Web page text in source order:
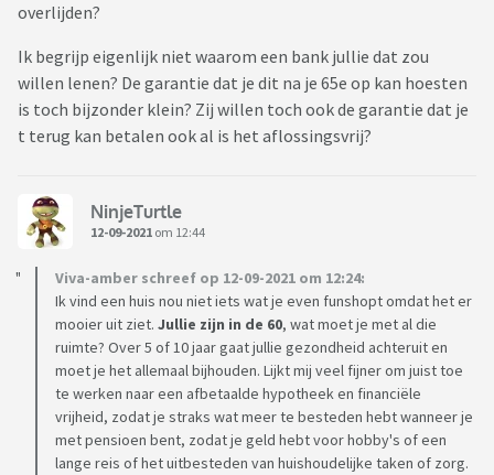
overlijden?
Ik begrijp eigenlijk niet waarom een bank jullie dat zou
willen lenen? De garantie dat je dit na je 65e op kan hoesten
is toch bijzonder klein? Zij willen toch ook de garantie dat je
t terug kan betalen ook al is het aflossingsvrij?
NinjeTurtle
12-09-2021 om 12:44
Viva-amber schreef op 12-09-2021 om 12:24:
Ik vind een huis nou niet iets wat je even funshopt omdat het er
mooier uit ziet. Jullie zijn in de 60, wat moet je met al die
ruimte? Over 5 of 10 jaar gaat jullie gezondheid achteruit en
moet je het allemaal bijhouden. Lijkt mij veel fijner om juist toe
te werken naar een afbetaalde hypotheek en financiële
vrijheid, zodat je straks wat meer te besteden hebt wanneer je
met pensioen bent, zodat je geld hebt voor hobby's of een
lange reis of het uitbesteden van huishoudelijke taken of zorg.